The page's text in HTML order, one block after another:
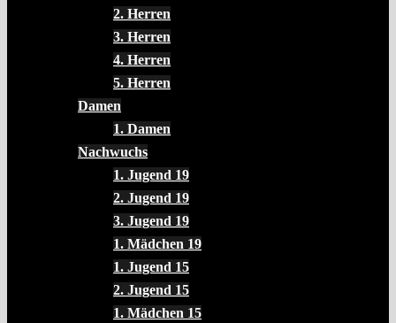
2. Herren
3. Herren
4. Herren
5. Herren
Damen
1. Damen
Nachwuchs
1. Jugend 19
2. Jugend 19
3. Jugend 19
1. Mädchen 19
1. Jugend 15
2. Jugend 15
1. Mädchen 15